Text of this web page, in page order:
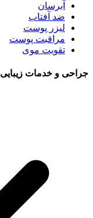
آبرسان
ضد آفتاب
لیزر پوست
مراقبت پوست
تقویت موی
جراحی و خدمات زیبایی